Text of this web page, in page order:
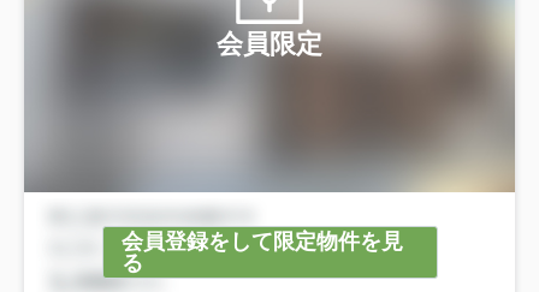
会員限定
会員登録をして限定物件を見
る